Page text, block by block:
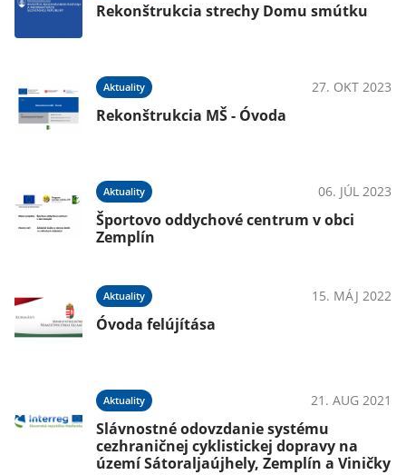
Rekonštrukcia strechy Domu smútku
Aktuality 27. OKT 2023
Rekonštrukcia MŠ - Óvoda
Aktuality 06. JÚL 2023
Športovo oddychové centrum v obci
Zemplín
Aktuality 15. MÁJ 2022
Óvoda felújítása
Aktuality 21. AUG 2021
Slávnostné odovzdanie systému
cezhraničnej cyklistickej dopravy na
území Sátoraljaújhely, Zemplín a Viničky